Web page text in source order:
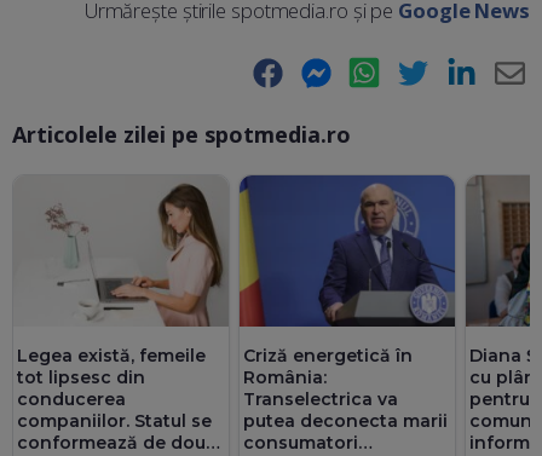
Urmărește știrile spotmedia.ro și pe Google News
Facebook Messenger WhatsApp Twitter LinkedIn
Articolele zilei pe spotmedia.ro
Legea există, femeile
tot lipsesc din
conducerea
companiilor. Statul se
conformează de două
Criză energetică în
România:
Transelectrica va
putea deconecta marii
consumatori
Diana
cu
pentru